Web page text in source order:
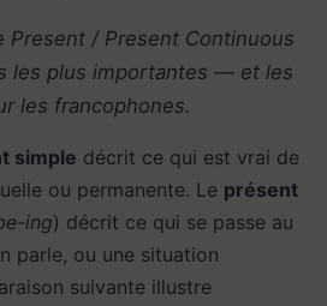
Present / Present Continuous
les plus importantes — et les
les francophones.
simple décrit ce qui est vrai de
ou permanente. Le présent
ing) décrit ce qui se passe au
parle, ou une situation
suivante illustre